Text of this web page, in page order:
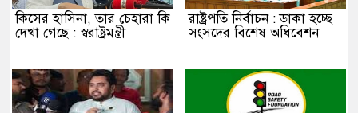
কিসের হাসিনা, তার চেহারা কি
দেখা গেছে : স্বরাষ্ট্রমন্ত্রী
রাষ্ট্রপতি নির্বাচন : ডাকা হচ্ছে
সংসদের বিশেষ অধিবেশন